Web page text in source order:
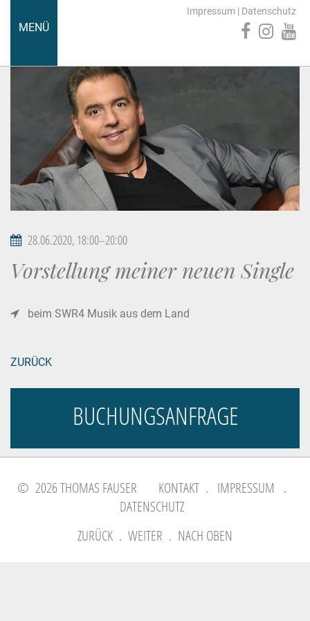
MENÜ
Impressum | Datenschutz
28.06.2020, 18:00–20:00
Vorstellung meiner neuen Single
beim SWR4 Musik aus dem Land
ZURÜCK
BUCHUNGSANFRAGE
© 2026 THOMAS FAUSER KONTAKT . IMPRESSUM .
DATENSCHUTZ
ZURÜCK . WEITER . NACH OBEN